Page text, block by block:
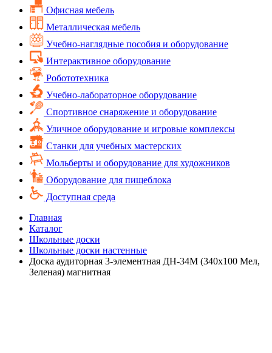
Офисная мебель
Металлическая мебель
Учебно-наглядные пособия и оборудование
Интерактивное оборудование
Робототехника
Учебно-лабораторное оборудование
Спортивное снаряжение и оборудование
Уличное оборудование и игровые комплексы
Cтанки для учебных мастерских
Мольберты и оборудование для художников
Оборудование для пищеблока
Доступная среда
Главная
Каталог
Школьные доски
Школьные доски настенные
Доска аудиторная 3-элементная ДН-34М (340х100 Мел,
Зеленая) магнитная